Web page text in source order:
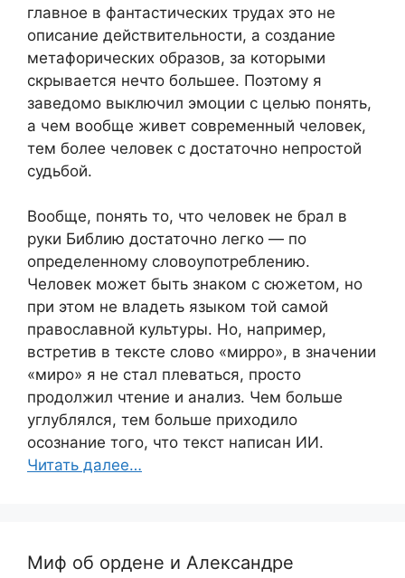
главное в фантастических трудах это не
описание действительности, а создание
метафорических образов, за которыми
скрывается нечто большее. Поэтому я
заведомо выключил эмоции с целью понять,
а чем вообще живет современный человек,
тем более человек с достаточно непростой
судьбой.
Вообще, понять то, что человек не брал в
руки Библию достаточно легко — по
определенному словоупотреблению.
Человек может быть знаком с сюжетом, но
при этом не владеть языком той самой
православной культуры. Но, например,
встретив в тексте слово «мирро», в значении
«миро» я не стал плеваться, просто
продолжил чтение и анализ. Чем больше
углублялся, тем больше приходило
осознание того, что текст написан ИИ.
Читать далее…
Миф об ордене и Александре